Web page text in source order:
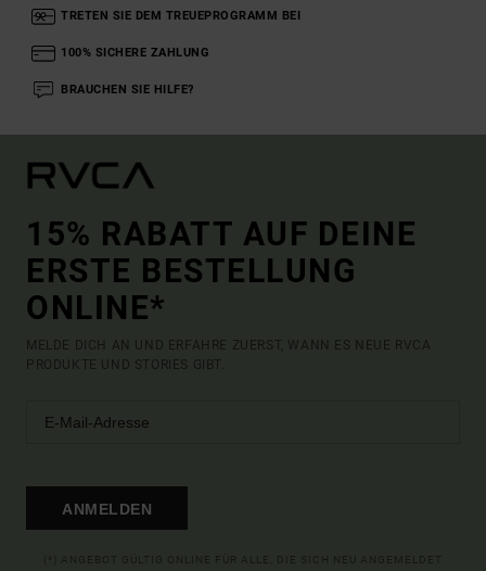
TRETEN SIE DEM TREUEPROGRAMM BEI
100% SICHERE ZAHLUNG
BRAUCHEN SIE HILFE?
15% RABATT AUF DEINE
ERSTE BESTELLUNG
ONLINE*
MELDE DICH AN UND ERFAHRE ZUERST, WANN ES NEUE RVCA
PRODUKTE UND STORIES GIBT.
ANMELDEN